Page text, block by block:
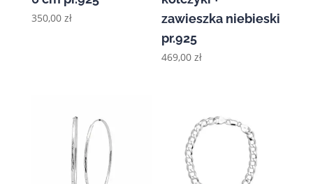
350,00 zł
zawieszka niebieski
pr.925
469,00zł